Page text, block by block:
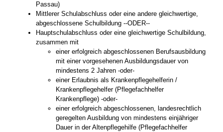
Passau)
Mittlerer Schulabschluss oder eine andere gleichwertige,
abgeschlossene Schulbildung --ODER--
Hauptschulabschluss oder eine gleichwertige Schulbildung,
zusammen mit
einer erfolgreich abgeschlossenen Berufsausbildung
mit einer vorgesehenen Ausbildungsdauer von
mindestens 2 Jahren -oder-
einer Erlaubnis als Krankenpflegehelferin /
Krankenpflegehelfer (Pflegefachhelfer
Krankenpflege) -oder-
einer erfolgreich abgeschlossenen, landesrechtlich
geregelten Ausbildung von mindestens einjähriger
Dauer in der Altenpflegehilfe (Pflegefachhelfer